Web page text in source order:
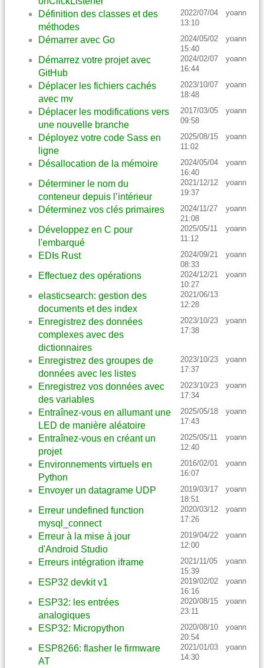
Définition des classes et des
méthodes
2022/07/04
13:10
yoann
Démarrer avec Go
2024/05/02
15:40
yoann
Démarrez votre projet avec
GitHub
2024/02/07
16:44
yoann
Déplacer les fichiers cachés
avec mv
2023/10/07
18:48
yoann
Déplacer les modifications vers
une nouvelle branche
2017/03/05
09:58
yoann
Déployez votre code Sass en
ligne
2025/08/15
11:02
yoann
Désallocation de la mémoire
2024/05/04
16:40
yoann
Déterminer le nom du
conteneur depuis l’intérieur
2021/12/12
19:37
yoann
Déterminez vos clés primaires
2024/11/27
21:08
yoann
Développez en C pour
l'embarqué
2025/05/11
11:12
yoann
EDIs Rust
2024/09/21
08:33
yoann
Effectuez des opérations
2024/12/21
10:27
yoann
elasticsearch: gestion des
documents et des index
2021/06/13
12:28
Enregistrez des données
complexes avec des
dictionnaires
2023/10/23
17:38
yoann
Enregistrez des groupes de
données avec les listes
2023/10/23
17:37
yoann
Enregistrez vos données avec
des variables
2023/10/23
17:34
yoann
Entraînez-vous en allumant une
LED de manière aléatoire
2025/05/18
17:43
yoann
Entraînez-vous en créant un
projet
2025/05/11
12:40
yoann
Environnements virtuels en
Python
2016/02/01
16:07
yoann
Envoyer un datagrame UDP
2019/03/17
18:51
yoann
Erreur undefined function
mysql_connect
2020/03/12
17:26
yoann
Erreur à la mise à jour
d'Android Studio
2019/04/22
12:00
yoann
Erreurs intégration iframe
2021/11/05
15:39
yoann
ESP32 devkit v1
2019/02/02
16:16
yoann
ESP32: les entrées
analogiques
2020/08/15
23:11
yoann
ESP32: Micropython
2020/08/10
20:54
yoann
ESP8266: flasher le firmware
AT
2021/01/03
14:30
yoann